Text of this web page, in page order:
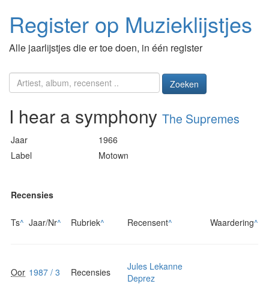
Register op Muzieklijstjes
Alle jaarlijstjes die er toe doen, in één register
Zoeken
I hear a symphony The Supremes
Jaar
1966
Label
Motown
Recensies
Ts^ Jaar/Nr^ Rubriek^ Recensent^ Waardering^
Oor 1987 / 3 Recensies
Jules Lekanne
Deprez